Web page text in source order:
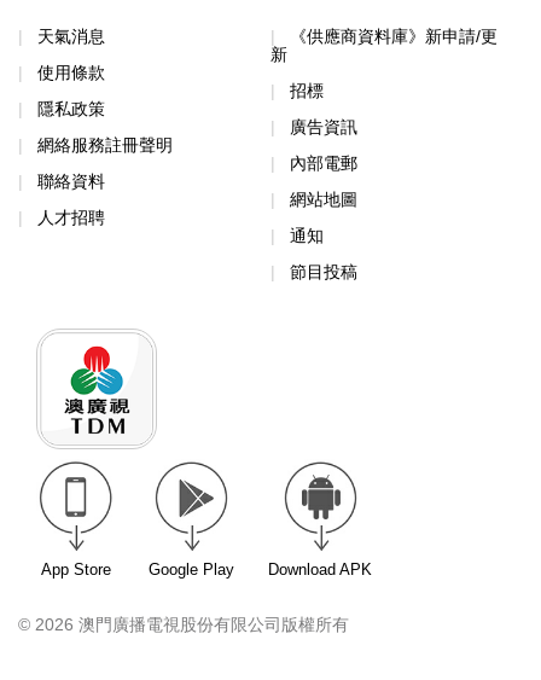
天氣消息
使用條款
隱私政策
網絡服務註冊聲明
聯絡資料
人才招聘
《供應商資料庫》新申請/更
新
招標
廣告資訊
內部電郵
網站地圖
通知
節目投稿
App Store Google Play Download APK
© 2026 澳門廣播電視股份有限公司版權所有